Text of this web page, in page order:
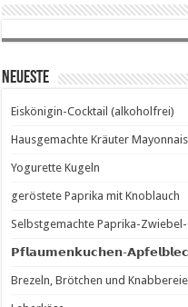
Neueste
Eiskönigin-Cocktail (alkoholfrei)
Hausgemachte Kräuter
Yogurette Kugeln
geröstete Paprika mit Knoblauch
Selbstgemachte Paprika-
𝗣𝗳𝗹𝗮𝘂𝗺𝗲𝗻𝗸𝘂𝗰𝗵𝗲𝗻-
Brezeln, Brötchen und